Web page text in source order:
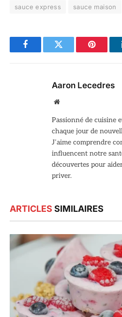
sauce express
sauce maison
FacebookTwitter Pinterest
Aaron Lecedres
Site
Passionné de cuisine
chaque jour de
J’aime comprendre
influencent notre
découvertes pour
priver.
ARTICLES SIMILAIRES